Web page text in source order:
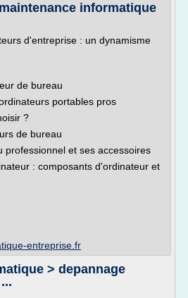
informatique
d'entreprise : un dynamisme
de bureau
portables pros
?
de bureau
professionnel et ses accessoires
: composants d'ordinateur et
entreprise.fr
> depannage